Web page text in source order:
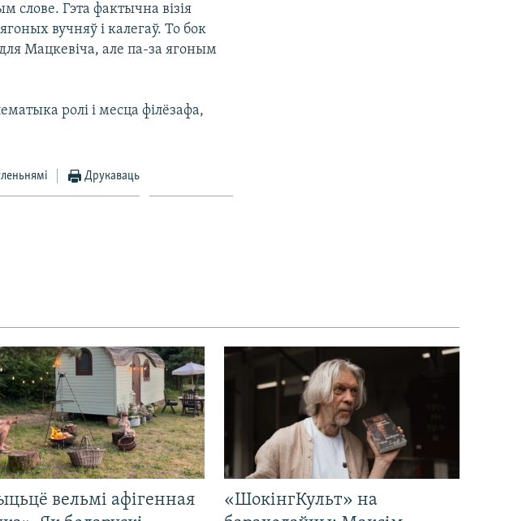
Гэта фактычна візія
вучняў і калегаў. То бок
Мацкевіча, але па-за ягоным
ролі і месца філёзафа,
Друкаваць
вельмі афігенная
«ШокінгКульт» на